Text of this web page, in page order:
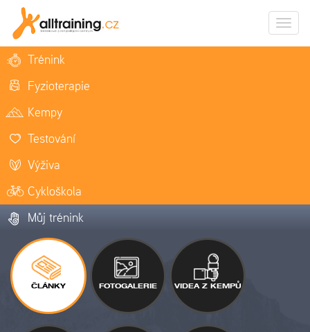
Trénink
Fyzioterapie
Kempy
Testování
Výživa
Cykloškola
Můj trénink
ČLÁNKY FOTOGALERIE VIDEA Z KEMPŮ